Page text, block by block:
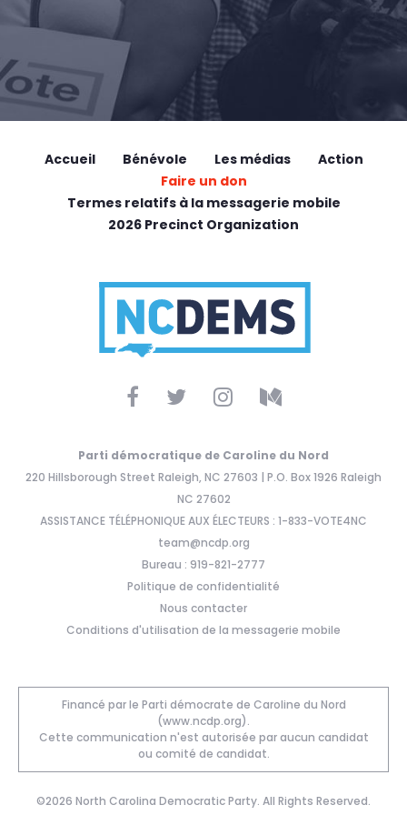
Accueil Bénévole Les médias
Action
Faire un don
Termes relatifs à la messagerie mobile
2026 Precinct Organization
Parti démocratique de Caroline du Nord
220 Hillsborough Street Raleigh, NC 27603 | P.O. Box 1926 Raleigh
NC 27602
ASSISTANCE TÉLÉPHONIQUE AUX ÉLECTEURS : 1-833-VOTE4NC
team@ncdp.org
Bureau : 919-821-2777
Politique de confidentialité
Nous contacter
Conditions d'utilisation de la messagerie mobile
Financé par le Parti démocrate de Caroline du Nord
(www.ncdp.org).
Cette communication n'est autorisée par aucun candidat
ou comité de candidat.
©2026 North Carolina Democratic Party. All Rights Reserved.